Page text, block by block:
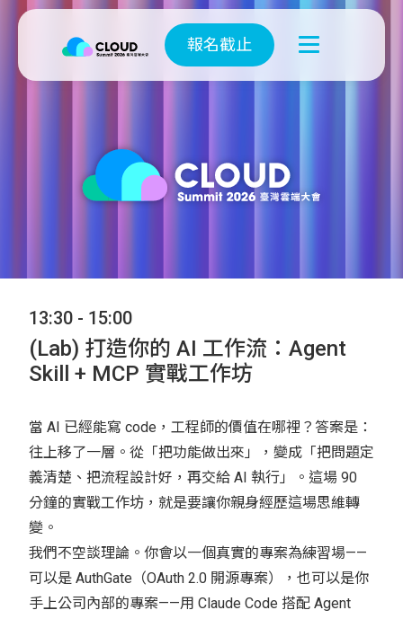
報名截止
13:30 - 15:00
(Lab) 打造你的 AI 工作流：Agent
Skill + MCP 實戰工作坊
當 AI 已經能寫 code，工程師的價值在哪裡？答案是：
往上移了一層。從「把功能做出來」，變成「把問題定
義清楚、把流程設計好，再交給 AI 執行」。這場 90
分鐘的實戰工作坊，就是要讓你親身經歷這場思維轉
變。
我們不空談理論。你會以一個真實的專案為練習場——
可以是 AuthGate（OAuth 2.0 開源專案），也可以是你
手上公司內部的專案——用 Claude Code 搭配 Agent